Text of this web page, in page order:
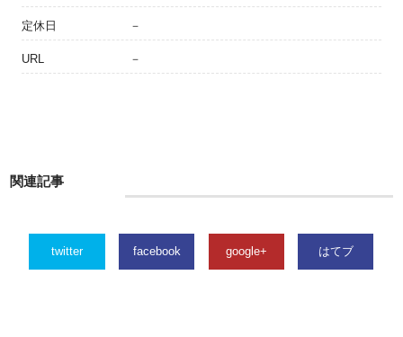
定休日 －
URL －
関連記事
twitter facebook google+ はてブ